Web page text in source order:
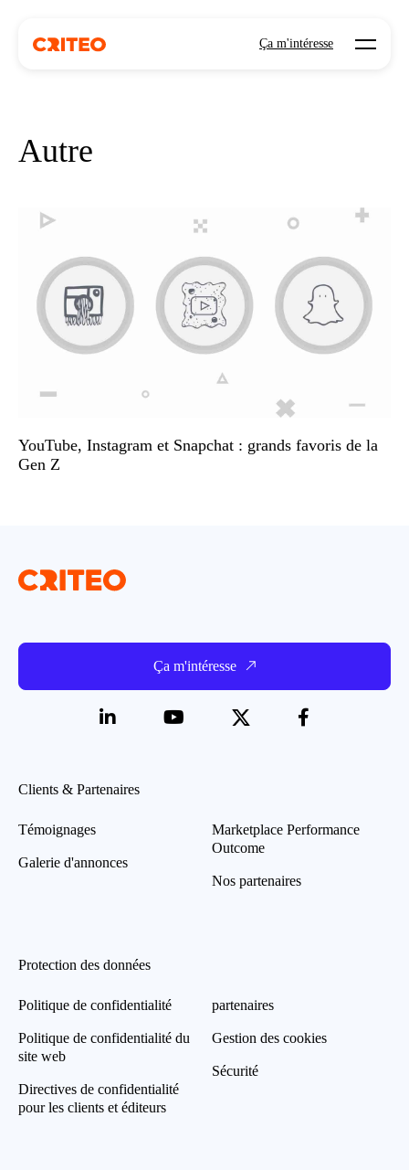
Ça m'intéresse Open
Autre
YouTube, Instagram et Snapchat : grands favoris de la
Gen Z
Ça m'intéresse
Clients & Partenaires
Témoignages
Galerie d'annonces
Marketplace Performance
Outcome
Nos partenaires
Protection des données
Politique de confidentialité
Politique de confidentialité du
site web
Directives de confidentialité
pour les clients et éditeurs
partenaires
Gestion des cookies
Sécurité